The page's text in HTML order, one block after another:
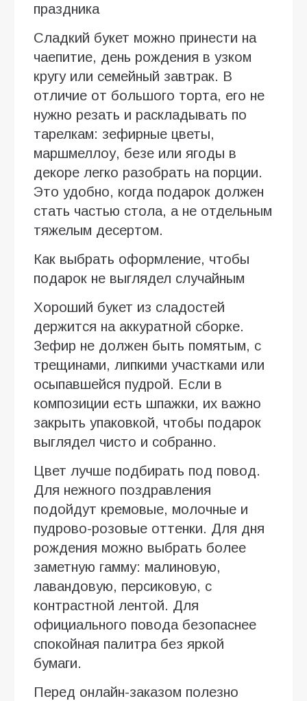
праздника
Сладкий букет можно принести на
чаепитие, день рождения в узком
кругу или семейный завтрак. В
отличие от большого торта, его не
нужно резать и раскладывать по
тарелкам: зефирные цветы,
маршмеллоу, безе или ягоды в
декоре легко разобрать на порции.
Это удобно, когда подарок должен
стать частью стола, а не отдельным
тяжелым десертом.
Как выбрать оформление, чтобы
подарок не выглядел случайным
Хороший букет из сладостей
держится на аккуратной сборке.
Зефир не должен быть помятым, с
трещинами, липкими участками или
осыпавшейся пудрой. Если в
композиции есть шпажки, их важно
закрыть упаковкой, чтобы подарок
выглядел чисто и собранно.
Цвет лучше подбирать под повод.
Для нежного поздравления
подойдут кремовые, молочные и
пудрово-розовые оттенки. Для дня
рождения можно выбрать более
заметную гамму: малиновую,
лавандовую, персиковую, с
контрастной лентой. Для
официального повода безопаснее
спокойная палитра без яркой
бумаги.
Перед онлайн-заказом полезно